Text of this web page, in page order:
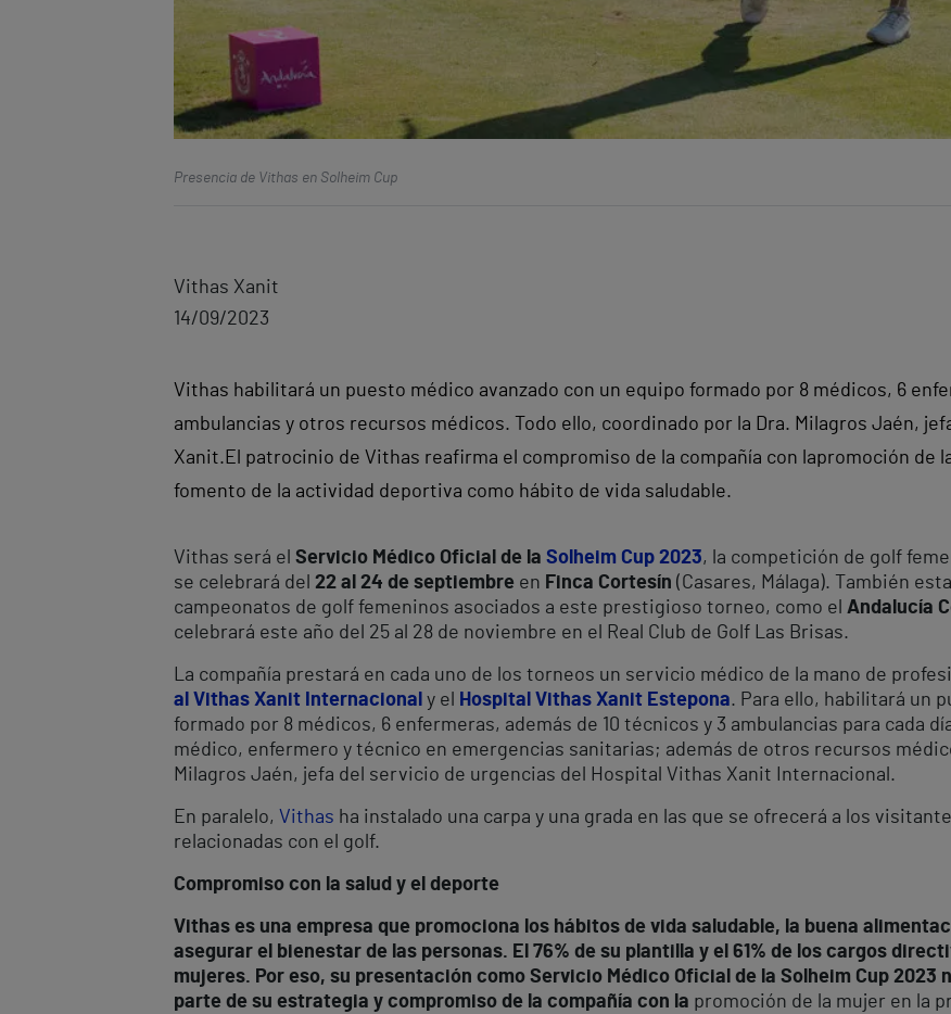
Presencia de Vithas en Solheim Cup
Vithas Xanit
14/09/2023
Vithas habilitará un puesto médico avanzado con un equipo formado por 8 médicos, 6
ambulancias y otros recursos médicos. Todo ello, coordinado por la Dra. Milagros Jaén,
Xanit. El patrocinio de Vithas reafirma el compromiso de la compañía con lapromoción de
fomento de la actividad deportiva como hábito de vida saludable.
Vithas será el Servicio Médico Oficial de la Solheim Cup 2023, la competición de golf
se celebrará del 22 al 24 de septiembre en Finca Cortesín (Casares, Málaga). También
campeonatos de golf femeninos asociados a este prestigioso torneo, como el Andalucía
celebrará este año del 25 al 28 de noviembre en el Real Club de Golf Las Brisas.
La compañía prestará en cada uno de los torneos un servicio médico de la mano de
al Vithas Xanit Internacional y el Hospital Vithas Xanit Estepona. Para ello, habilitará un
formado por 8 médicos, 6 enfermeras, además de 10 técnicos y 3 ambulancias para cada
médico, enfermero y técnico en emergencias sanitarias; además de otros recursos
Milagros Jaén, jefa del servicio de urgencias del Hospital Vithas Xanit Internacional.
En paralelo, Vithas ha instalado una carpa y una grada en las que se ofrecerá a los
relacionadas con el golf.
Compromiso con la salud y el deporte
Vithas es una empresa que promociona los hábitos de vida saludable, la buena
asegurar el bienestar de las personas. El 76% de su plantilla y el 61% de los cargos
mujeres. Por eso, su presentación como Servicio Médico Oficial de la Solheim Cup 2023
parte de su estrategia y compromiso de la compañía con la promoción de la mujer en la